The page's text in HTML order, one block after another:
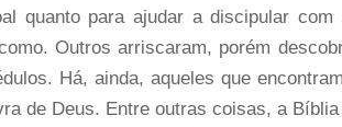
quanto para ajudar a discipular
Outros arriscaram, porém
Há, ainda, aqueles que
de Deus. Entre outras coisas, a